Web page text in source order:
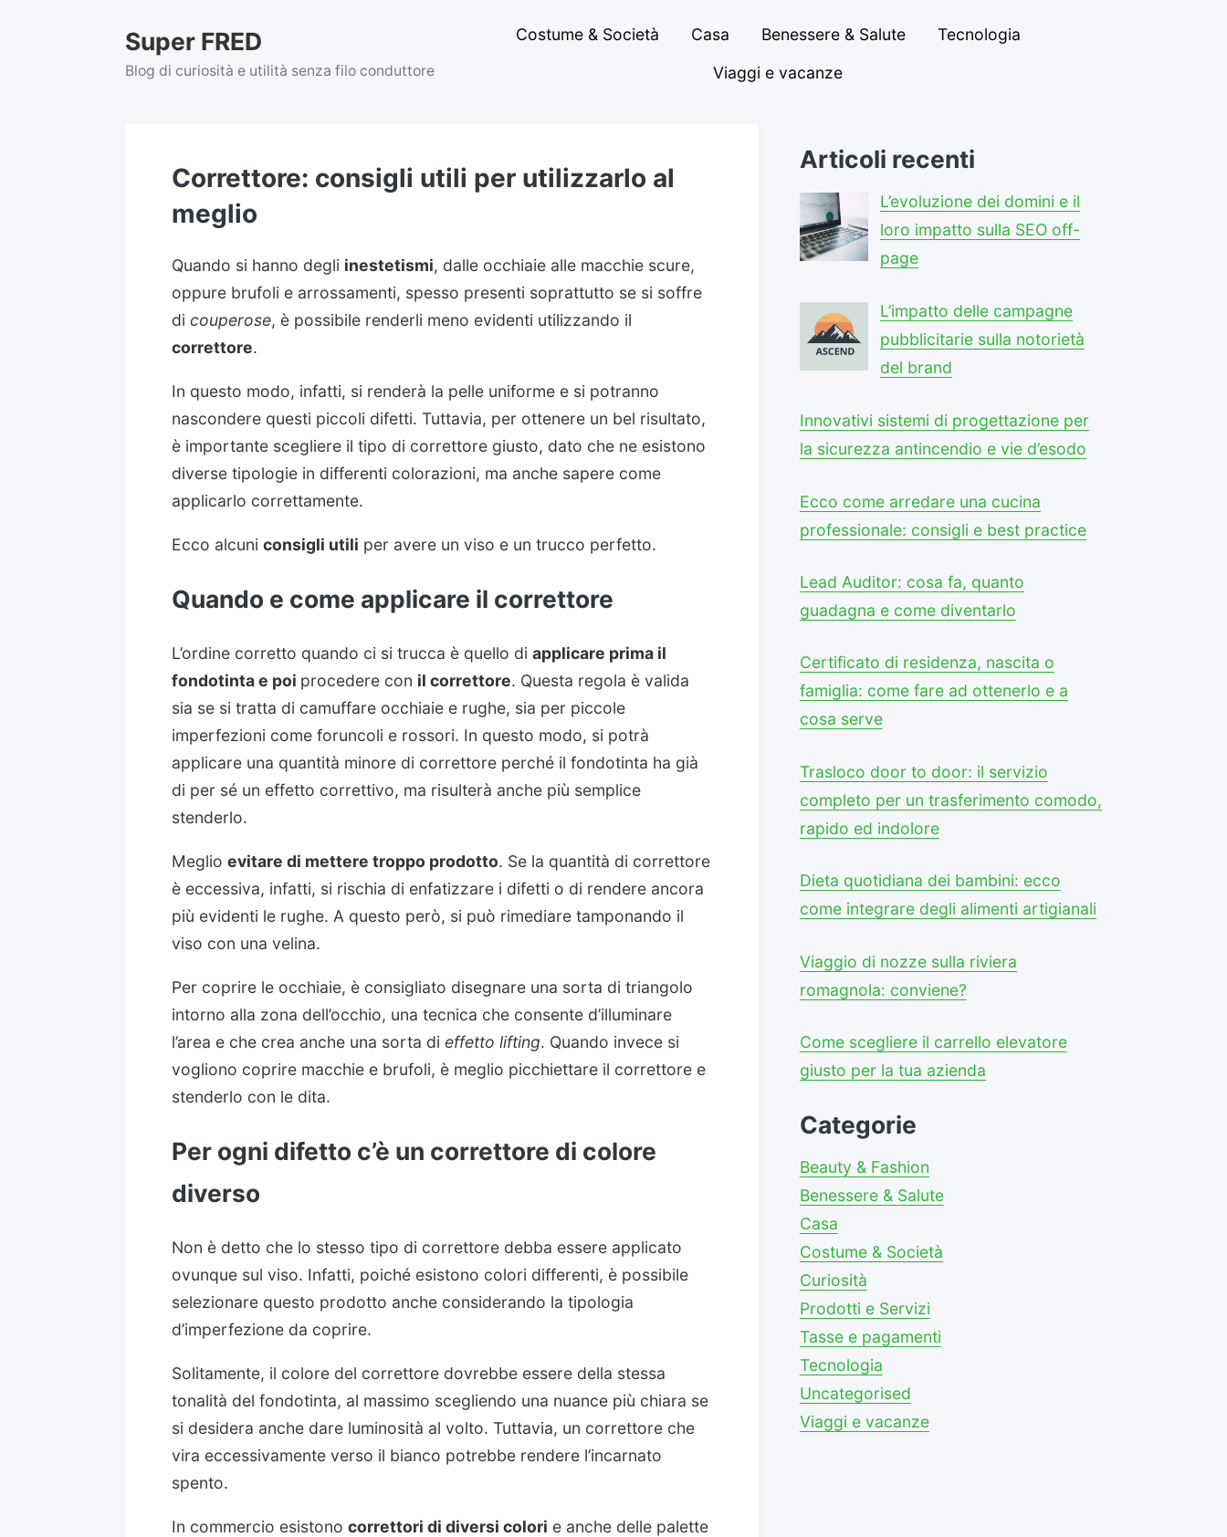
content
Super FRED
Blog di curiosità e utilità senza filo conduttore
Costume & Società Casa Benessere & Salute
Tecnologia
Viaggi e vacanze
Correttore: consigli utili per utilizzarlo al
meglio
Quando si hanno degli inestetismi, dalle occhiaie alle macchie scure,
oppure brufoli e arrossamenti, spesso presenti soprattutto se si soffre
di couperose, è possibile renderli meno evidenti utilizzando il
correttore.
In questo modo, infatti, si renderà la pelle uniforme e si potranno
nascondere questi piccoli difetti. Tuttavia, per ottenere un bel risultato,
è importante scegliere il tipo di correttore giusto, dato che ne esistono
diverse tipologie in differenti colorazioni, ma anche sapere come
applicarlo correttamente.
Ecco alcuni consigli utili per avere un viso e un trucco perfetto.
Quando e come applicare il correttore
L’ordine corretto quando ci si trucca è quello di applicare prima il
fondotinta e poi procedere con il correttore. Questa regola è valida
sia se si tratta di camuffare occhiaie e rughe, sia per piccole
imperfezioni come foruncoli e rossori. In questo modo, si potrà
applicare una quantità minore di correttore perché il fondotinta ha già
di per sé un effetto correttivo, ma risulterà anche più semplice
stenderlo.
Meglio evitare di mettere troppo prodotto. Se la quantità di correttore
è eccessiva, infatti, si rischia di enfatizzare i difetti o di rendere ancora
più evidenti le rughe. A questo però, si può rimediare tamponando il
viso con una velina.
Per coprire le occhiaie, è consigliato disegnare una sorta di triangolo
intorno alla zona dell’occhio, una tecnica che consente d’illuminare
l’area e che crea anche una sorta di effetto lifting. Quando invece si
vogliono coprire macchie e brufoli, è meglio picchiettare il correttore e
stenderlo con le dita.
Per ogni difetto c’è un correttore di colore
diverso
Non è detto che lo stesso tipo di correttore debba essere applicato
ovunque sul viso. Infatti, poiché esistono colori differenti, è possibile
selezionare questo prodotto anche considerando la tipologia
d’imperfezione da coprire.
Solitamente, il colore del correttore dovrebbe essere della stessa
tonalità del fondotinta, al massimo scegliendo una nuance più chiara se
si desidera anche dare luminosità al volto. Tuttavia, un correttore che
vira eccessivamente verso il bianco potrebbe rendere l’incarnato
spento.
In commercio esistono correttori di diversi colori e anche delle palette
Articoli recenti
L’evoluzione dei domini e il
loro impatto sulla SEO off-
page
L’impatto delle campagne
pubblicitarie sulla notorietà
del brand
Innovativi sistemi di progettazione per
la sicurezza antincendio e vie d’esodo
Ecco come arredare una cucina
professionale: consigli e best practice
Lead Auditor: cosa fa, quanto
guadagna e come diventarlo
Certificato di residenza, nascita o
famiglia: come fare ad ottenerlo e a
cosa serve
Trasloco door to door: il servizio
completo per un trasferimento comodo,
rapido ed indolore
Dieta quotidiana dei bambini: ecco
come integrare degli alimenti artigianali
Viaggio di nozze sulla riviera
romagnola: conviene?
Come scegliere il carrello elevatore
giusto per la tua azienda
Categorie
Beauty & Fashion
Benessere & Salute
Casa
Costume & Società
Curiosità
Prodotti e Servizi
Tasse e pagamenti
Tecnologia
Uncategorised
Viaggi e vacanze